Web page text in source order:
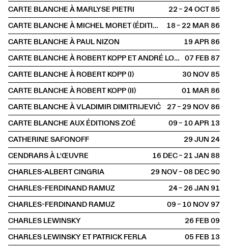
CARTE BLANCHE À MARLYSE PIETRI
22 – 24 OCT1985
CARTE BLANCHE À MICHEL MORET (ÉDITIONS DE L'AIRE)
18 – 22 MAR1986
CARTE BLANCHE À PAUL NIZON
19 APR1986
CARTE BLANCHE À ROBERT KOPP ET ANDRÉ LORANT 07 FEB1987
CARTE BLANCHE À ROBERT KOPP (I)
30 NOV1985
CARTE BLANCHE À ROBERT KOPP (II)
01 MAR1986
CARTE BLANCHE À VLADIMIR DIMITRIJEVIĆ
27 – 29 NOV1986
CARTE BLANCHE AUX ÉDITIONS ZOÉ
09 – 10 APR2013
CATHERINE SAFONOFF
29 JUN2024
CENDRARS À L'ŒUVRE
16 DEC – 21 JAN1988
CHARLES-ALBERT CINGRIA
29 NOV – 08 DEC1990
CHARLES-FERDINAND RAMUZ
24 – 26 JAN1991
CHARLES-FERDINAND RAMUZ
09 – 10 NOV1997
CHARLES LEWINSKY
26 FEB2009
CHARLES LEWINSKY ET PATRICK FERLA
05 FEB2013